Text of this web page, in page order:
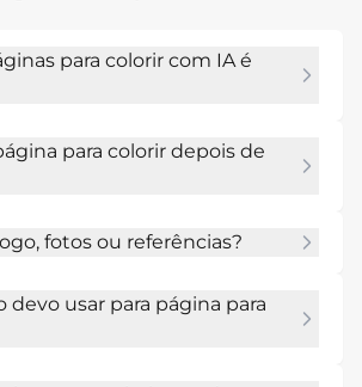
para colorir com IA é
a inscrição e testar o criador de
de IA antes de criar mais
para colorir depois de
detalhes do assunto, o banner
começar de novo.
fotos ou referências?
que o Mew Design possa criar
que sejam consistentes
devo usar para página para